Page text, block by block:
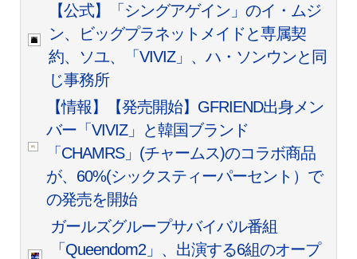
【公式】「シングアゲイン」のイ・ムジ
ン、ビッグプラネットメイドと専属契
約、ソユ、「VIVIZ」、ハ・ソンウンと同
じ事務所
【情報】【発売開始】GFRIEND出身メン
バー「VIVIZ」と韓国ブランド
「CHAMRS」(チャームス)のコラボ商品
が、60%(シックスティーパーセント）で
の発売を開始
ガールズグループサバイバル番組
「Queendom2」、出演する6組のオープ